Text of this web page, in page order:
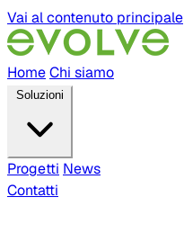
Vai al contenuto principale
HomeChi siamo
Soluzioni
Progetti News
Contatti